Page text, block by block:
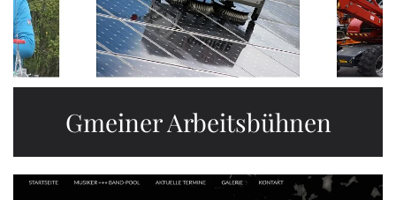
Gmeiner Arbeitsbühnen